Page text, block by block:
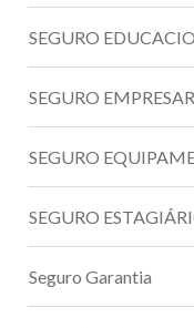
SEGURO
SEGURO
SEGURO
SEGURO
Seguro Garantia